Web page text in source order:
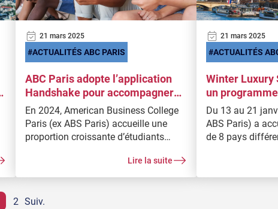
ACTUALITÉS ABC PARIS
21 mars 2025
ABC Paris adopte l’application
Handshake pour accompagner
l’insertion professionnelle des
étudiants
En 2024, American Business College
Paris (ex ABS Paris) accueille une
proportion croissante d’étudiants
principalement non européens et non
francophones. Pour garantir à ces
professionnelle optimale à l’issue de
Lire la suite
ACTUALITÉS
21 mars 2025
Winter Luxury
un
du luxe à Paris
Du 13 au 21
ABS Paris) a
de 8 pays
School :
2 Suiv.